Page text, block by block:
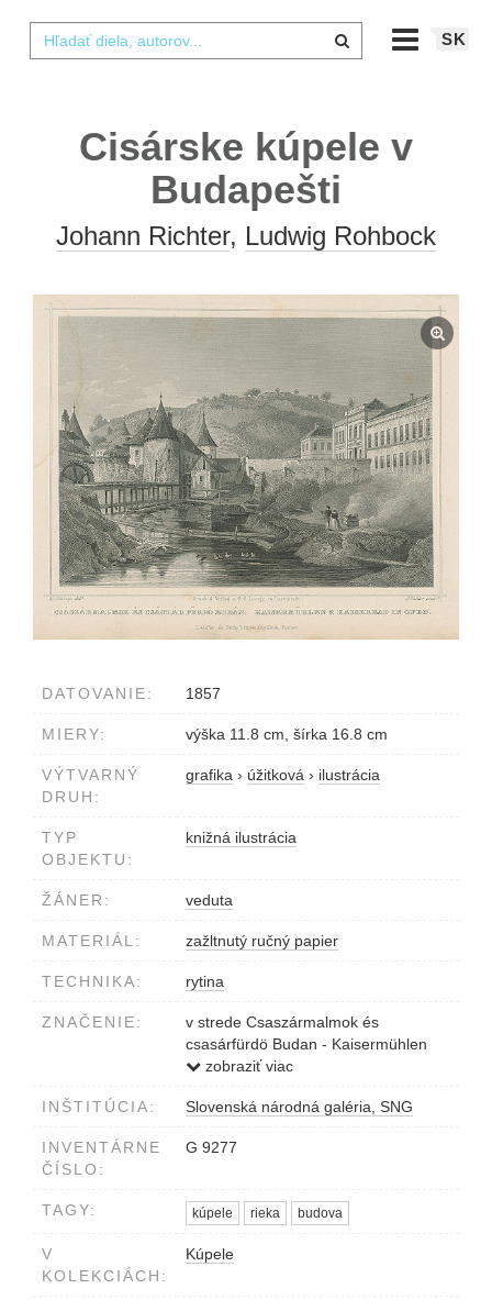
SK
Cisárske kúpele v
Budapešti
Johann Richter, Ludwig Rohbock
DATOVANIE: 1857
MIERY: výška 11.8 cm, šírka 16.8 cm
VÝTVARNÝ
DRUH:
grafika › úžitková › ilustrácia
TYP
OBJEKTU:
knižná ilustrácia
ŽÁNER: veduta
MATERIÁL: zažltnutý ručný papier
TECHNIKA: rytina
ZNAČENIE:
v strede Csaszármalmok és
csasárfürdö Budan - Kaisermühlen
u.Kaiserbad i in Ofen.
vľavo dole L.Rohbock delt.
zobraziť viac
INŠTITÚCIA: Slovenská národná galéria, SNG
INVENTÁRNE
ČÍSLO:
G 9277
TAGY: kúpele rieka budova
V
KOLEKCIÁCH:
Kúpele